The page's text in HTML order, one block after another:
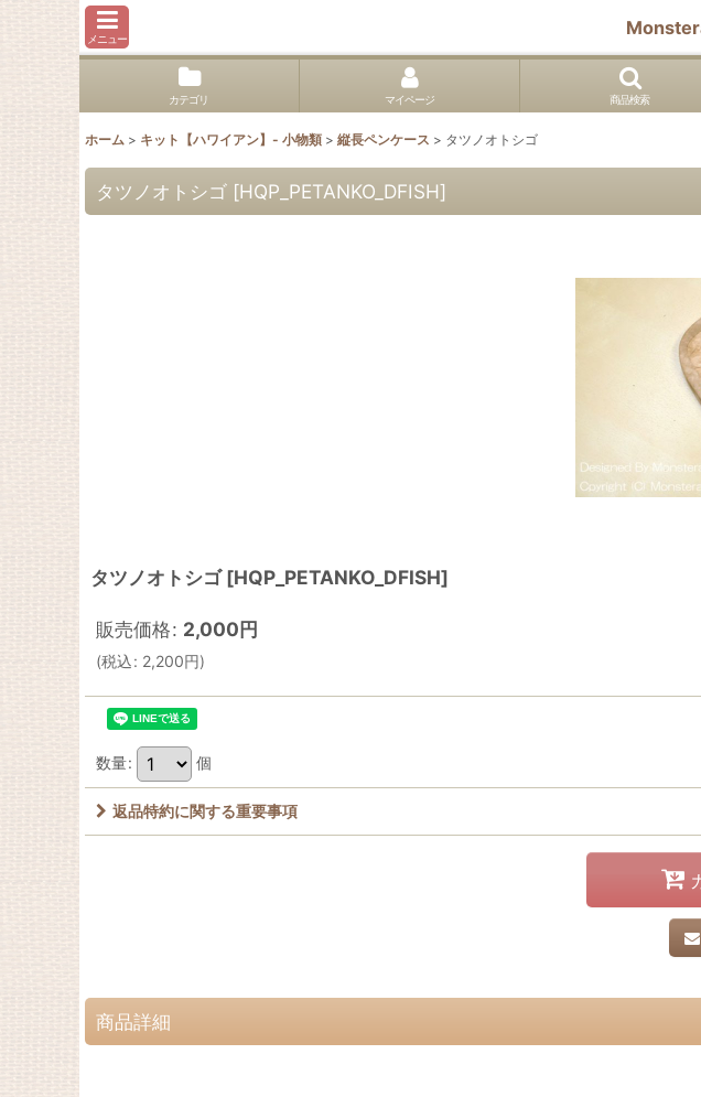
メニュー
カテゴリ マイページ 商品検索
ホーム > キット【ハワイアン】- 小物類 > 縦長ペンケース > タツノオトシゴ
タツノオトシゴ [HQP_PETANKO_DFISH]
タツノオトシゴ [HQP_PETANKO_DFISH]
販売価格: 2,000円
(税込: 2,200円)
数量: 個
返品特約に関する重要事項
商品詳細